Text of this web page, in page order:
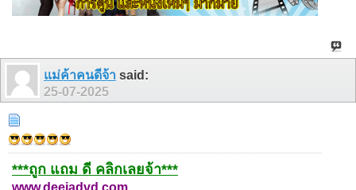
แม่ค้าคนดีจ้า said:
25-07-2025
***ถูก แถม ดี คลิกเลยจ้า***